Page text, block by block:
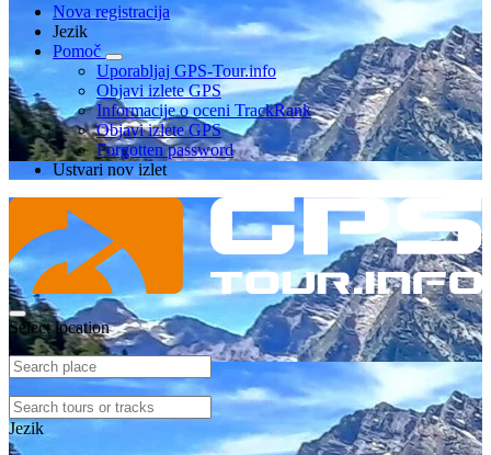
Nova registracija
Jezik
Pomoč
Uporabljaj GPS-Tour.info
Objavi izlete GPS
Informacije o oceni TrackRank
Objavi izlete GPS
Forgotten password
Ustvari nov izlet
Select location
Jezik